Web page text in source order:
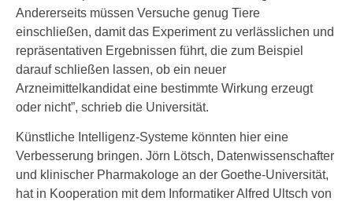
Andererseits müssen Versuche genug Tiere
einschließen, damit das Experiment zu verlässlichen und
repräsentativen Ergebnissen führt, die zum Beispiel
darauf schließen lassen, ob ein neuer
Arzneimittelkandidat eine bestimmte Wirkung erzeugt
oder nicht”, schrieb die Universität.
Künstliche Intelligenz-Systeme könnten hier eine
Verbesserung bringen. Jörn Lötsch, Datenwissenschafter
und klinischer Pharmakologe an der Goethe-Universität,
hat in Kooperation mit dem Informatiker Alfred Ultsch von